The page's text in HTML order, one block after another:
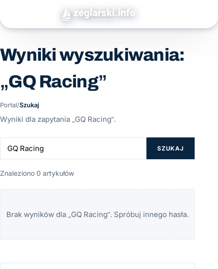
Wyniki wyszukiwania:
„GQ Racing”
Portal/Szukaj
Wyniki dla zapytania „GQ Racing”.
SZUKAJ
Znaleziono 0 artykułów
Brak wyników dla „GQ Racing”. Spróbuj innego hasła.